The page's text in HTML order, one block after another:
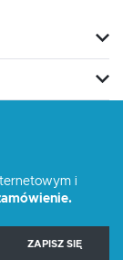
i
ZAPISZ SIĘ